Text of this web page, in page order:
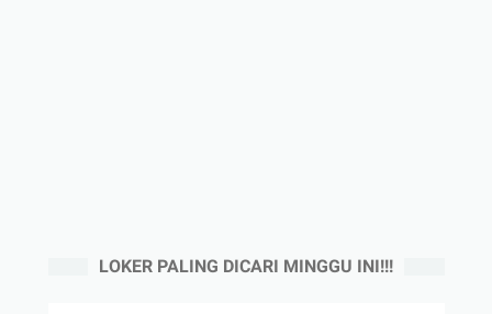
LOKER PALING DICARI MINGGU INI!!!